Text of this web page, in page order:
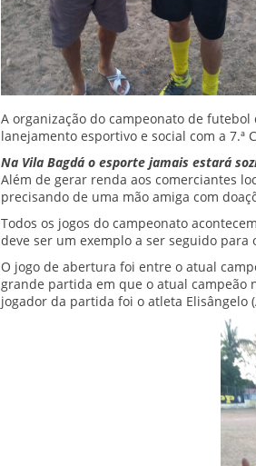
A organização do campeonato de
lanejamento esportivo e social com a 7.ª
Na Vila Bagdá o esporte jamais estará
Além de gerar renda aos comerciantes
precisando de uma mão amiga com
Todos os jogos do campeonato
deve ser um exemplo a ser seguido para
O jogo de abertura foi entre o atual
grande partida em que o atual campeão
jogador da partida foi o atleta Elisângelo